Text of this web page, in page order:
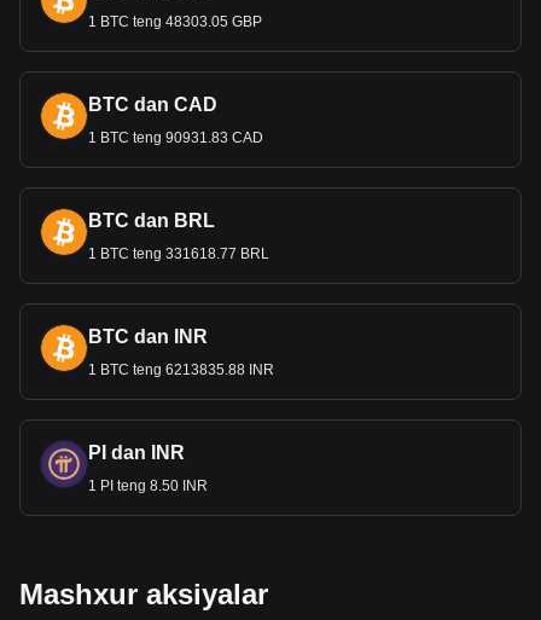
1 BTC teng 48303.05 GBP
BTC dan CAD
1 BTC teng 90931.83 CAD
BTC dan BRL
1 BTC teng 331618.77 BRL
BTC dan INR
1 BTC teng 6213835.88 INR
PI dan INR
1 PI teng 8.50 INR
Mashxur aksiyalar